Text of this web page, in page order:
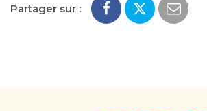
Partager sur :